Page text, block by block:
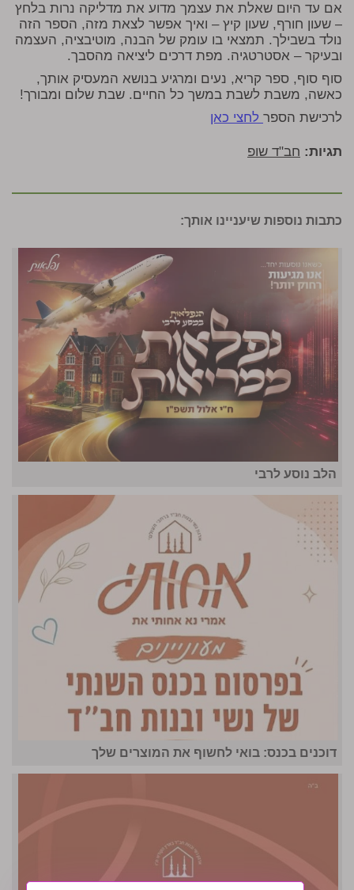
אם עד היום שאלת את עצמך מדוע את מדליקה נרות בלחץ
– שעון חורף, שעון קיץ – ואיך אפשר לצאת מזה, הספר הזה
נולד בשבילך. תמצאי בו עומק של הבנה, מוטיבציה, העצמה
ובעיקר – אסטרטגיה. מפת דרכים ליציאה מהסבך.
סוף סוף, ספר קריא, נעים ומרגיע בנושא המעסיק אותך,
כאשה, משבת לשבת במשך כל החיים. שבת שלום ומבורך!
לרכישת הספר לחצי כאן
תגיות: חב"ד שופ
כתבות נוספות שיעניינו אותך:
הלב נוסע לרבי
דוכנים בכנס: בואי לחשוף את המוצרים שלך